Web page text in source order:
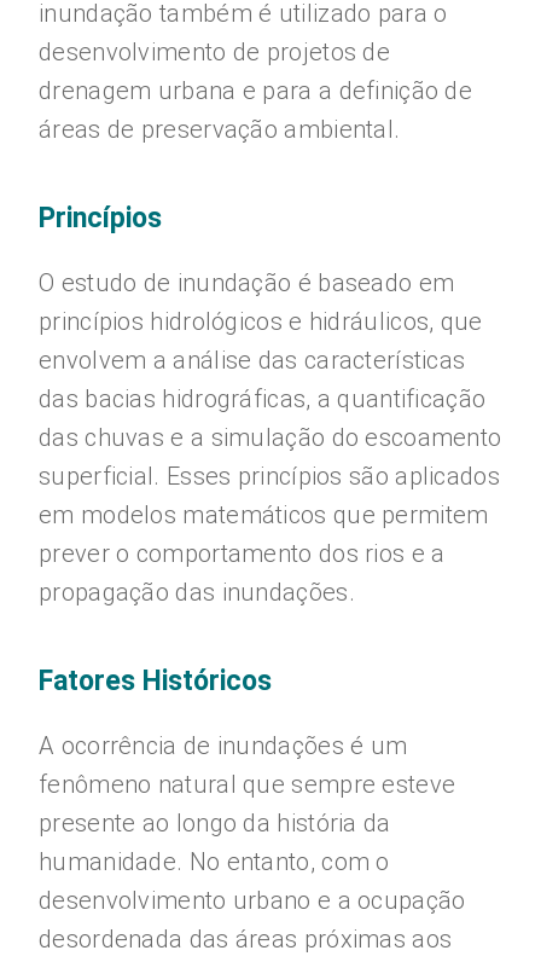
inundação também é utilizado para o
desenvolvimento de projetos de
drenagem urbana e para a definição de
áreas de preservação ambiental.
Princípios
O estudo de inundação é baseado em
princípios hidrológicos e hidráulicos, que
envolvem a análise das características
das bacias hidrográficas, a quantificação
das chuvas e a simulação do escoamento
superficial. Esses princípios são aplicados
em modelos matemáticos que permitem
prever o comportamento dos rios e a
propagação das inundações.
Fatores Históricos
A ocorrência de inundações é um
fenômeno natural que sempre esteve
presente ao longo da história da
humanidade. No entanto, com o
desenvolvimento urbano e a ocupação
desordenada das áreas próximas aos